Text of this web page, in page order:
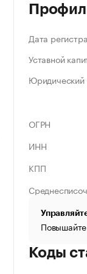
Дата
Уставной
Юридический
ОГРН
ИНН
КПП
Коды